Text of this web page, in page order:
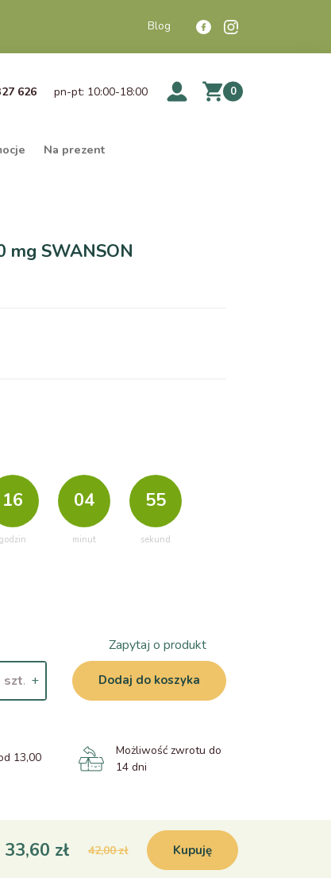
Blog
626 pn-pt: 10:00-18:00 0
Na prezent
mg SWANSON
16
godzin
04
minut
53
sekund
Zapytaj o produkt
+ Dodaj do koszyka
13,00
Możliwość zwrotu do
14 dni
33,60 zł 42,00 zł Kupuję